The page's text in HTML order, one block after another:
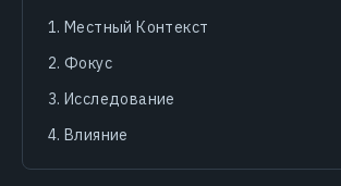
Местный Контекст
Фокус
Исследование
Влияние